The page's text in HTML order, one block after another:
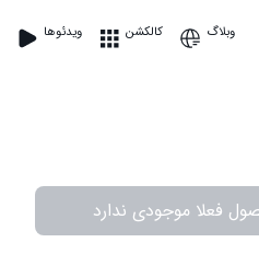
ویدئوها کالکشن وبلاگ
فعلا موجودی ندارد